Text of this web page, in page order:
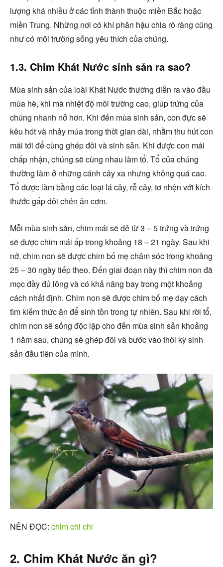
lượng khá nhiều ở các tỉnh thành thuộc miền Bắc hoặc
miền Trung. Những nơi có khí phân hậu chia rõ ràng cũng
như có môi trường sống yêu thích của chúng.
1.3. Chim Khát Nước sinh sản ra sao?
Mùa sinh sản của loài Khát Nước thường diễn ra vào đầu
mùa hè, khi mà nhiệt độ môi trường cao, giúp trứng của
chúng nhanh nở hơn. Khi đến mùa sinh sản, con đực sẽ
kêu hót và nhảy múa trong thời gian dài, nhằm thu hút con
mái tới để cùng ghép đôi và sinh sản. Khi được con mái
chấp nhận, chúng sẽ cùng nhau làm tổ. Tổ của chúng
thường làm ở những cánh cây xa nhưng không quá cao.
Tổ được làm bằng các loại lá cây, rễ cây, tơ nhện với kích
thước gấp đôi chén ăn cơm.
Mỗi mùa sinh sản, chim mái sẽ đẻ từ 3 – 5 trứng và trứng
sẽ được chim mái ấp trong khoảng 18 – 21 ngày. Sau khi
nở, chim non sẽ được chim bố mẹ chăm sóc trong khoảng
25 – 30 ngày tiếp theo. Đến giai đoạn này thì chim non đã
mọc đầy đủ lông và có khả năng bay trong một khoảng
cách nhất định. Chim non sẽ được chim bố mẹ dạy cách
tìm kiếm thức ăn để sinh tồn trong tự nhiên. Sau khi rời tổ,
chim non sẽ sống độc lập cho đến mùa sinh sản khoảng
1 năm sau, chúng sẽ ghép đôi và bước vào thời kỳ sinh
sản đầu tiên của mình.
NÊN ĐỌC: chim chi chi
2. Chim Khát Nước ăn gì?